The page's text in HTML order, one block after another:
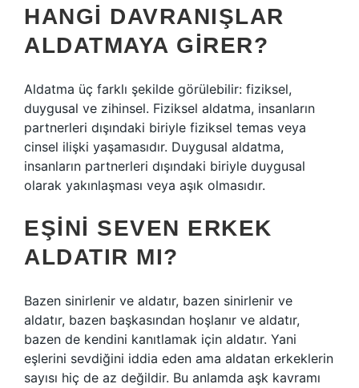
HANGI DAVRANIŞLAR
ALDATMAYA GIRER?
Aldatma üç farklı şekilde görülebilir: fiziksel,
duygusal ve zihinsel. Fiziksel aldatma, insanların
partnerleri dışındaki biriyle fiziksel temas veya
cinsel ilişki yaşamasıdır. Duygusal aldatma,
insanların partnerleri dışındaki biriyle duygusal
olarak yakınlaşması veya aşık olmasıdır.
EŞINI SEVEN ERKEK
ALDATIR MI?
Bazen sinirlenir ve aldatır, bazen sinirlenir ve
aldatır, bazen başkasından hoşlanır ve aldatır,
bazen de kendini kanıtlamak için aldatır. Yani
eşlerini sevdiğini iddia eden ama aldatan erkeklerin
sayısı hiç de az değildir. Bu anlamda aşk kavramı